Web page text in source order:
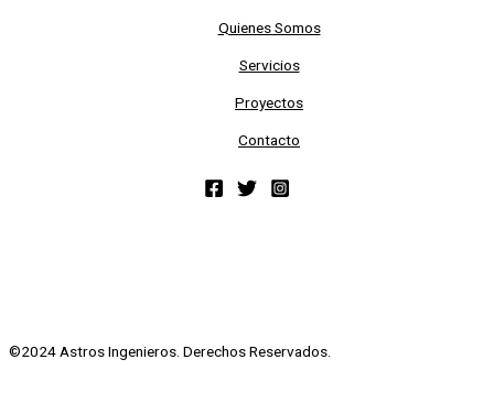
Quienes Somos
Servicios
Proyectos
Contacto
©2024 Astros Ingenieros. Derechos Reservados.